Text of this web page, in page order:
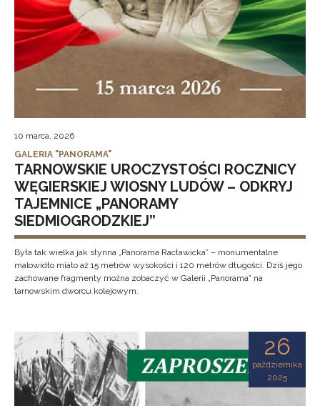
10 marca, 2026
GALERIA "PANORAMA"
TARNOWSKIE UROCZYSTOŚCI ROCZNICY
WĘGIERSKIEJ WIOSNY LUDÓW – ODKRYJ
TAJEMNICE „PANORAMY
SIEDMIOGRODZKIEJ”
Była tak wielka jak słynna „Panorama Racławicka” – monumentalne
malowidło miało aż 15 metrów wysokości i 120 metrów długości. Dziś jego
zachowane fragmenty można zobaczyć w Galerii „Panorama” na
tarnowskim dworcu kolejowym.
26
października
2025